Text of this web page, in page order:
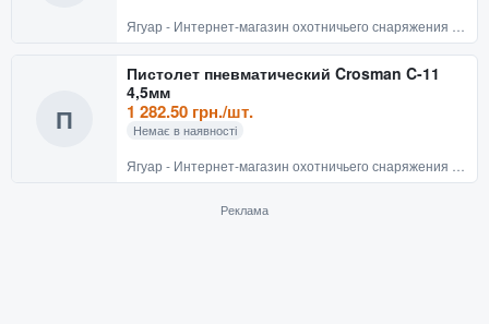
П
Пистолет пневматический Crosman C-11
4,5мм
1 282.50 грн./шт.
Немає в наявності
Реклама